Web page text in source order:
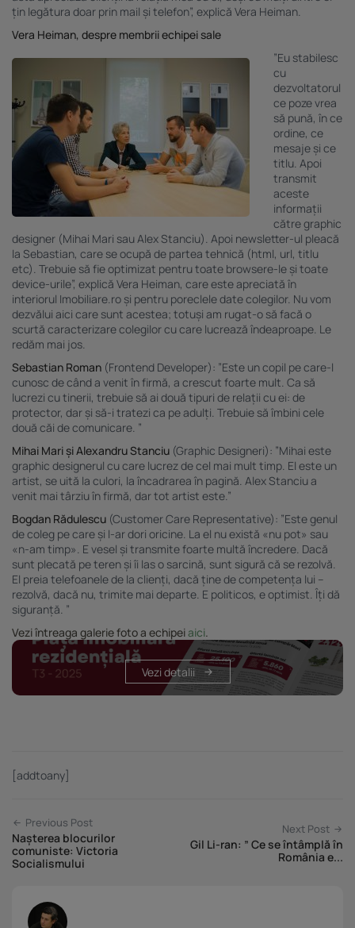
țin legătura doar prin mail și telefon”, explică Vera Heiman.
Vera Heiman, despre membrii echipei sale
”Eu stabilesc
cu
dezvoltatorul
ce poze vrea
să pună, în ce
ordine, ce
mesaje și ce
titlu. Apoi
transmit
aceste
informații
către graphic
designer (Mihai Mari sauAlex Stanciu). Apoi newsletter-ul pleacă
la Sebastian, care se ocupă de partea tehnică (html, url, titlu
etc). Trebuie să fie optimizat pentru toate browsere-le și toate
device-urile”, explică Vera Heiman, care este apreciată în
interiorul Imobiliare.ro și pentru poreclele date colegilor. Nu vom
dezvălui aici care sunt acestea; totuși am rugat-o să facă o
scurtă caracterizare colegilor cu care lucrează îndeaproape. Le
redăm mai jos.
Sebastian Roman (Frontend Developer): ”Este un copil pe care-l
cunosc de când a venit în firmă, a crescut foarte mult. Ca să
lucrezi cu tinerii, trebuie să ai două tipuri de relații cu ei: de
protector, dar și să-i tratezi ca pe adulți. Trebuie să îmbini cele
două căi de comunicare. ”
Mihai Mari și Alexandru Stanciu (Graphic Designeri): ”Mihai este
graphic designerul cu care lucrez de cel mai mult timp. El este un
artist, se uită la culori, la încadrarea în pagină. Alex Stanciu a
venit mai târziu în firmă, dar tot artist este.”
Bogdan Rădulescu (Customer Care Representative): ”Este genul
de coleg pe care și l-ar dori oricine. La el nu există «nu pot» sau
«n-am timp». E vesel și transmite foarte multă încredere. Dacă
sunt plecată pe teren și îi las o sarcină, sunt sigură că se rezolvă.
El preia telefoanele de la clienți, dacă ține de competența lui –
rezolvă, dacă nu, trimite mai departe. E politicos, e optimist. Îți dă
siguranță. ”
Veziîntreaga galeriefotoa echipeiaici.
Vezi detalii
[addtoany]
Previous Post
Nașterea blocurilor
comuniste: Victoria
Socialismului
Next Post
Gil Li-ran: ” Ce se întâmplă în
România e...